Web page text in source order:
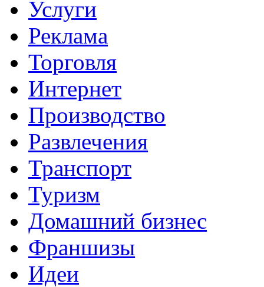
Услуги
Реклама
Торговля
Интернет
Производство
Развлечения
Транспорт
Туризм
Домашний бизнес
Франшизы
Идеи